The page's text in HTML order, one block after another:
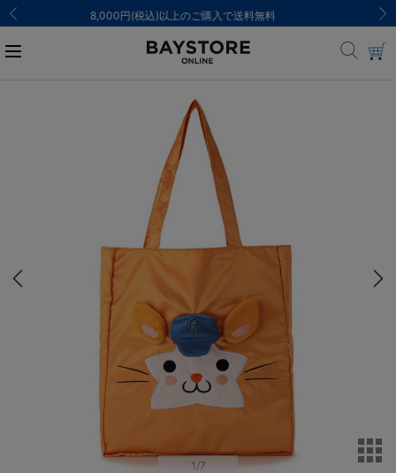
ご注文集中による発送についてのお知らせ
1 /7